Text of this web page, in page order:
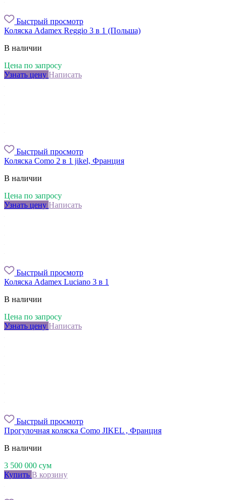
Быстрый просмотр
Коляска Adamex Reggio 3 в 1 (Польша)
В наличии
Цена по запросу
Узнать цену Написать
Быстрый просмотр
Коляска Como 2 в 1 jikel, Франция
В наличии
Цена по запросу
Узнать цену Написать
Быстрый просмотр
Коляска Adamex Luciano 3 в 1
В наличии
Цена по запросу
Узнать цену Написать
Быстрый просмотр
Прогулочная коляска Como JIKEL , Франция
В наличии
3 500 000 сум
Купить В корзину